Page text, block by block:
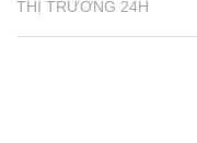
THỊ TRƯỜNG 24H